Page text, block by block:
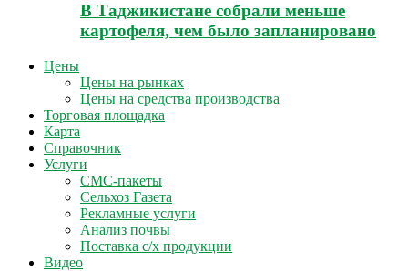
В Таджикистане собрали меньше
картофеля, чем было запланировано
Цены
Цены на рынках
Цены на средства производства
Торговая площадка
Карта
Справочник
Услуги
СМС-пакеты
Сельхоз Газета
Рекламные услуги
Анализ почвы
Поставка с/х продукции
Видео